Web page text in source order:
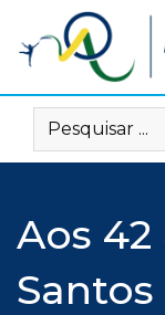
content
Aos
Santos